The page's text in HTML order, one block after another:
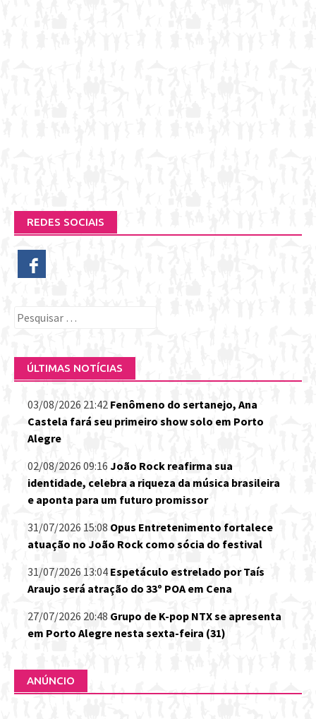
REDES SOCIAIS
Pesquisar
ÚLTIMAS NOTÍCIAS
03/08/2026 21:42 Fenômeno do sertanejo, Ana
Castela fará seu primeiro show solo em Porto
Alegre
02/08/2026 09:16 João Rock reafirma sua
identidade, celebra a riqueza da música brasileira
e aponta para um futuro promissor
31/07/2026 15:08 Opus Entretenimento fortalece
atuação no João Rock como sócia do festival
31/07/2026 13:04 Espetáculo estrelado por Taís
Araujo será atração do 33º POA em Cena
27/07/2026 20:48 Grupo de K-pop NTX se apresenta
em Porto Alegre nesta sexta-feira (31)
ANÚNCIO